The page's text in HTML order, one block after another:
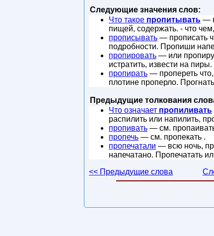
Следующие значения слов:
Что такое пропитывать —
пищей, содержать. - что
прописывать — прописать
подробности. Пропиши
пропировать — или
истратить, извести на
пропирать — пропереть что,
плотине проперло.
Предыдущие толкования
Что означает пропиливать
распилить или напилить,
пропивать — см.
пропечь — см. пропекать .
пропечатали — всю ночь,
напечатано. Пропечатать
<< Предыдущие слова